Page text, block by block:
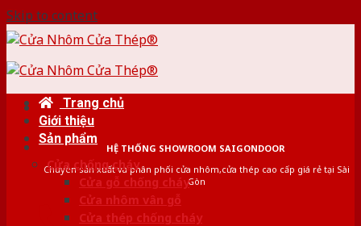
Skip to content
HỆ THỐNG SHOWROOM SAIGONDOOR
Chuyên sản xuất và phân phối cửa nhôm,cửa thép cao cấp giá rẻ tại Sài
Gòn
Trang chủ
Giới thiệu
Sản phẩm
Cửa chống cháy
Cửa gỗ chống cháy
Cửa nhôm vân gỗ
Cửa thép chống cháy